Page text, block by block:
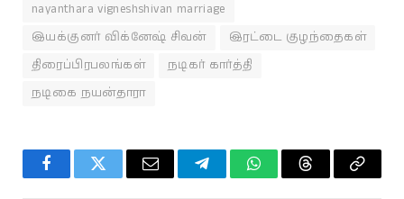
nayanthara vigneshshivan marriage
இயக்குனர் விக்னேஷ் சிவன்
இரட்டை குழந்தைகள்
திரைப்பிரபலங்கள்
நடிகர் கார்த்தி
நடிகை நயன்தாரா
FacebookTwitter Email TelegramWhatsAppThreadsCopy